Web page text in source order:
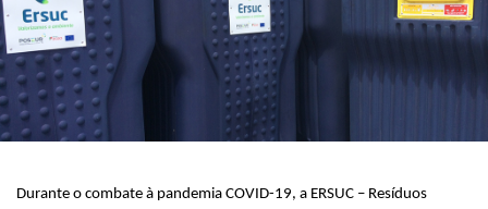
Durante o combate à pandemia COVID-19, a ERSUC – Resíduos